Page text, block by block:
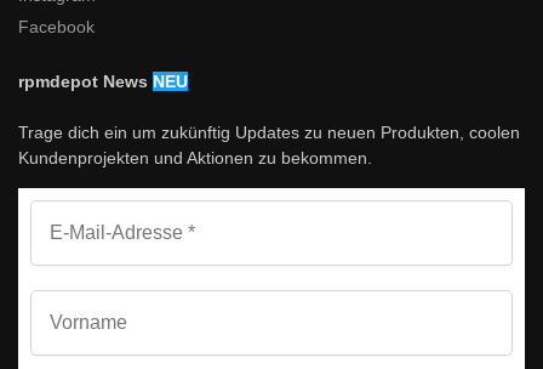
Facebook
rpmdepot News NEU
Trage dich ein um zukünftig Updates zu neuen Produkten, coolen
Kundenprojekten und Aktionen zu bekommen.